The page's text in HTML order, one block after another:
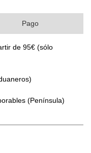
Pago
de 95€ (sólo
(Península)